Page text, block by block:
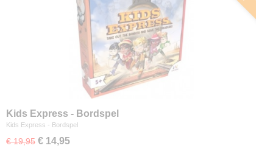
Kids Express - Bordspel
Kids Express - Bordspel
€ 19,95 € 14,95